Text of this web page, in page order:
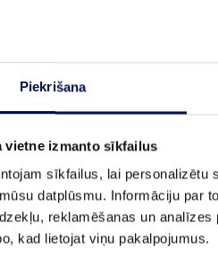
Piekrišana
vietne izmanto sīkfailus
sīkfailus, lai personalizētu
datplūsmu. Informāciju par
reklamēšanas un
kad lietojat viņu pakalpojumus.